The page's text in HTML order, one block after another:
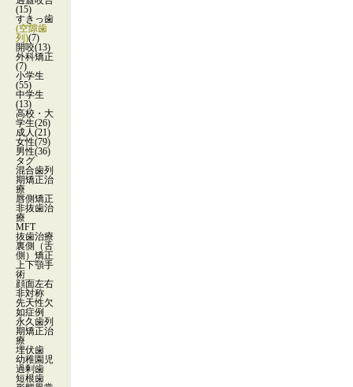
(15)
すきっ歯
(空隙歯
列)(7)
開咬(13)
外科矯正
(7)
小学生
(55)
中学生
(13)
高校・大
学生(26)
成人(21)
女性(79)
男性(36)
タグ
混合歯列
期矯正治
療
唇側矯正
非抜歯治
療
MFT
抜歯治療
裏側（舌
側）矯正
上下顎手
術
顔面左右
非対称
先天性欠
如症例
永久歯列
期矯正治
療
埋伏歯
幼稚園児
過剰歯
短根歯